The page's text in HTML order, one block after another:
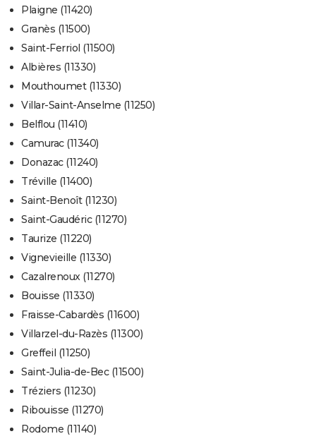
Plaigne (11420)
Granès (11500)
Saint-Ferriol (11500)
Albières (11330)
Mouthoumet (11330)
Villar-Saint-Anselme (11250)
Belflou (11410)
Camurac (11340)
Donazac (11240)
Tréville (11400)
Saint-Benoît (11230)
Saint-Gaudéric (11270)
Taurize (11220)
Vignevieille (11330)
Cazalrenoux (11270)
Bouisse (11330)
Fraisse-Cabardès (11600)
Villarzel-du-Razès (11300)
Greffeil (11250)
Saint-Julia-de-Bec (11500)
Tréziers (11230)
Ribouisse (11270)
Rodome (11140)